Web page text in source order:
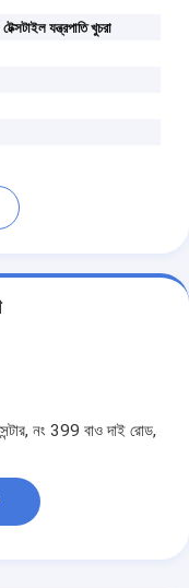
টেক্সটাইল যন্ত্রপাতি খুচরা
নং 399 বাও দাই রোড,